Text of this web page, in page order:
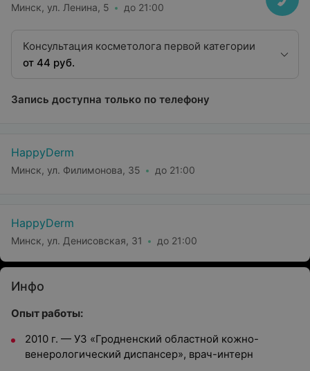
Минск, ул. Ленина, 5 до 21:00
Консультация косметолога первой категории
от 44 руб.
Запись доступна только по телефону
HappyDerm
Минск, ул. Филимонова, 35 до 21:00
HappyDerm
Минск, ул. Денисовская, 31 до 21:00
Инфо
Опыт работы:
2010 г. — УЗ «Гродненский областной кожно-
венерологический диспансер», врач-интерн